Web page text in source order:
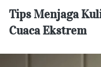
Tips Menjaga
Cuaca Ekstrem